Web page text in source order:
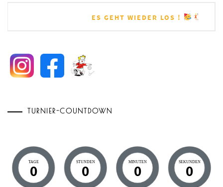
ES GEHT WIEDER LOS !
TURNIER-COUNTDOWN
TAGE
0 STUNDEN
0 MINUTEN
0 SEKUNDEN
0